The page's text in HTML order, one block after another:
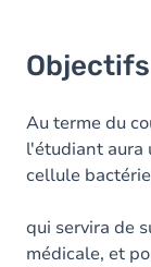
Objectifs
Au terme du
l'étudiant aura
cellule
qui servira de
médicale, et